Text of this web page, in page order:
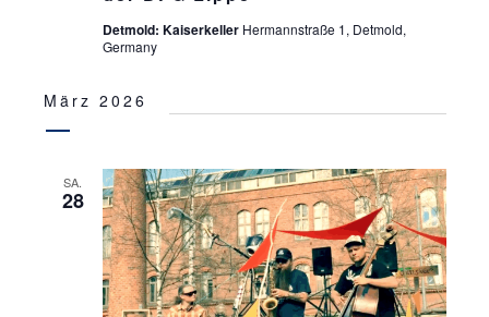
Detmold: Kaiserkeller Hermannstraße 1, Detmold,
Germany
März 2026
SA.
28